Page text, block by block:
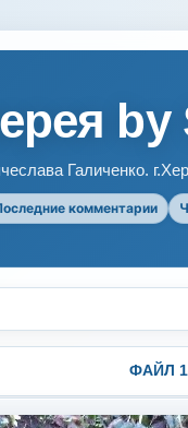
by
Галиченко.
комментарии
ФАЙЛ